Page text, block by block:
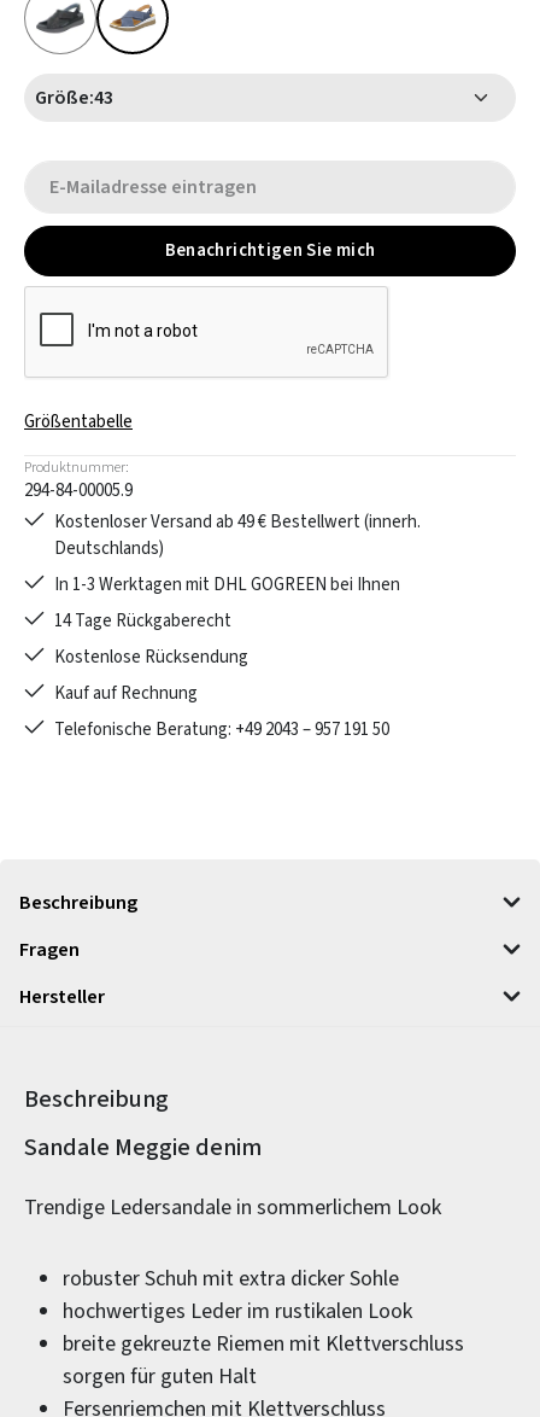
Größe:43
Benachrichtigen Sie mich
Größentabelle
Produktnummer:
294-84-00005.9
Kostenloser Versand ab 49 € Bestellwert (innerh.
Deutschlands)
In 1-3 Werktagen mit DHL GOGREEN bei Ihnen
14 Tage Rückgaberecht
Kostenlose Rücksendung
Kauf auf Rechnung
Telefonische Beratung: +49 2043 – 957 191 50
Beschreibung
Fragen
Hersteller
Beschreibung
Produktinformationen
Sandale Meggie denim
Trendige Ledersandale in sommerlichem Look
robuster Schuh mit extra dicker Sohle
hochwertiges Leder im rustikalen Look
breite gekreuzte Riemen mit Klettverschluss
sorgen für guten Halt
Fersenriemchen mit Klettverschluss